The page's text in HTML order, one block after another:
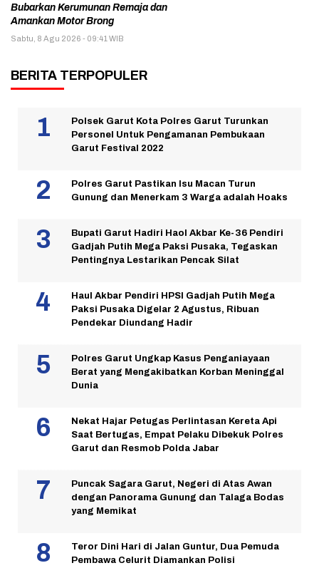
Bubarkan Kerumunan Remaja dan
Amankan Motor Brong
Sabtu, 8 Agu 2026 - 09:41 WIB
BERITA TERPOPULER
Polsek Garut Kota Polres Garut Turunkan
Personel Untuk Pengamanan Pembukaan
Garut Festival 2022
Polres Garut Pastikan Isu Macan Turun
Gunung dan Menerkam 3 Warga adalah Hoaks
Bupati Garut Hadiri Haol Akbar Ke-36 Pendiri
Gadjah Putih Mega Paksi Pusaka, Tegaskan
Pentingnya Lestarikan Pencak Silat
Haul Akbar Pendiri HPSI Gadjah Putih Mega
Paksi Pusaka Digelar 2 Agustus, Ribuan
Pendekar Diundang Hadir
Polres Garut Ungkap Kasus Penganiayaan
Berat yang Mengakibatkan Korban Meninggal
Dunia
Nekat Hajar Petugas Perlintasan Kereta Api
Saat Bertugas, Empat Pelaku Dibekuk Polres
Garut dan Resmob Polda Jabar
Puncak Sagara Garut, Negeri di Atas Awan
dengan Panorama Gunung dan Talaga Bodas
yang Memikat
Teror Dini Hari di Jalan Guntur, Dua Pemuda
Pembawa Celurit Diamankan Polisi